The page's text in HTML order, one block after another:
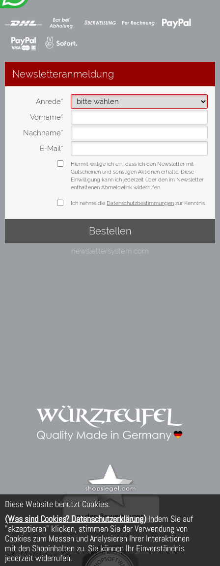
Diese Website benutzt Cookies.
(Was sind Cookies? Datenschutzerklärung) Indem Sie auf
"akzeptieren" klicken, stimmen Sie der Verwendung von
Cookies zum Messen und Analysieren Ihrer Interaktionen
mit den Shopinhalten zu. Sie können Ihr Einverständnis
jederzeit widerrufen.